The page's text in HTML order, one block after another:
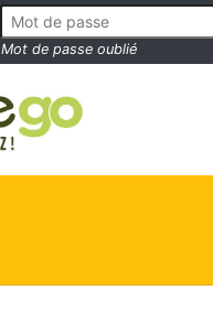
Mot de passe oublié